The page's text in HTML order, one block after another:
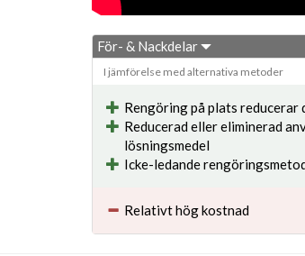
För- & Nackdelar
I jämförelse med alternativa metoder
Rengöring på plats
Reducerad eller eliminerad
lösningsmedel
Icke-ledande
Relativt hög kostnad